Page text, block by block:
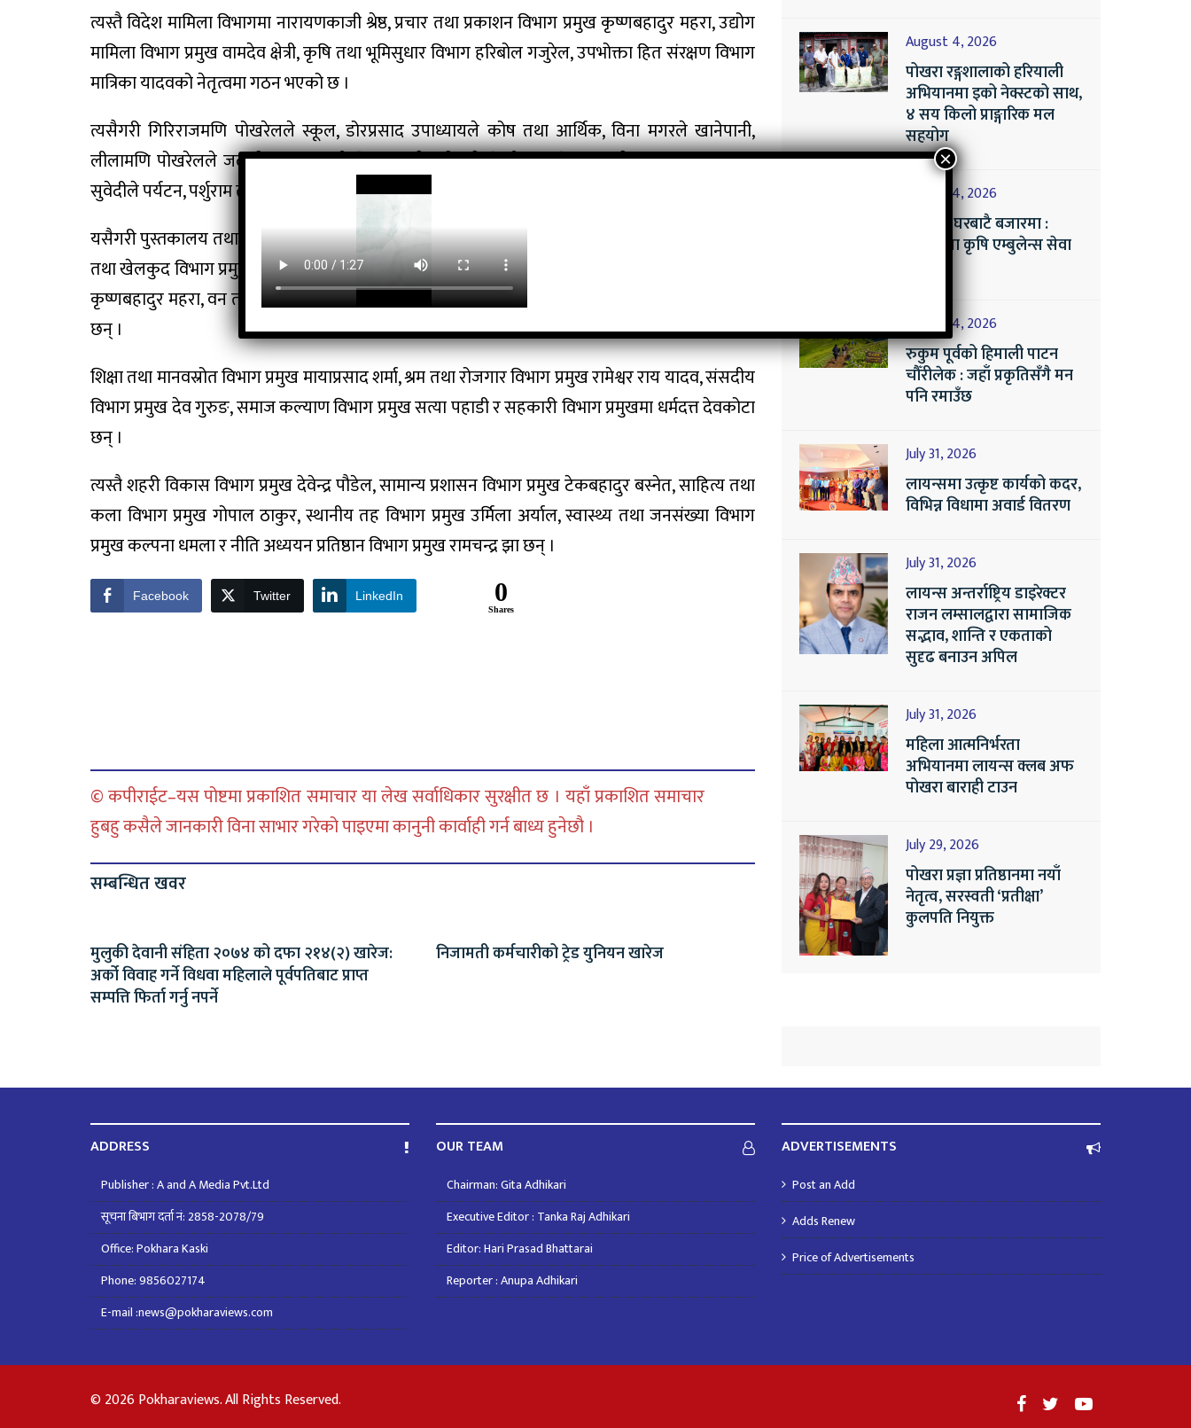
त्यस्तै विदेश मामिला विभागमा नारायणकाजी श्रेष्ठ, प्रचार तथा प्रकाशन विभाग प्रमुख कृष्णबहादुर महरा, उद्योग
मामिला विभाग प्रमुख वामदेव क्षेत्री, कृषि तथा भूमिसुधार विभाग हरिबोल गजुरेल, उपभोक्ता हित संरक्षण विभाग
मात्रिका यादवको नेतृत्वमा गठन भएको छ ।
त्यसैगरी गिरिराजमणि पोखरेलले स्कूल, डोरप्रसाद उपाध्यायले कोष तथा आर्थिक, विना मगरले खानेपानी,
लीलामणि पोखरेलले जलस्रोत तथा ऊर्जा, खिमलाल देवकोटाले निर्वाचन, मुक्ति प्रधानले कानून, झक्कुप्रसाद
सुवेदीले पर्यटन, पर्शुराम तामाङले प्रादेशिक मामिला विभाग प्रमुख तोकिएको छ ।
यसैगरी पुस्तकालय तथा अभिलेख प्रमुख नारायणप्रसाद शर्मा, भौतिक पूर्वाधार विभाग प्रमुख हरि अधिकारी, युवा
तथा खेलकुद विभाग प्रमुख गणेशमान पुन, राजकीय मामिला विभाग प्रमुख रेखा शर्मा, राष्ट्रिय सुरक्षा विभाग प्रमुख
कृष्णबहादुर महरा, वन तथा वातावरण प्रमुख शक्तिबहादुर बस्नेत, विज्ञान तथा प्रविधि विभाग प्रमुख गणेश साह
छन् ।
शिक्षा तथा मानवस्रोत विभाग प्रमुख मायाप्रसाद शर्मा, श्रम तथा रोजगार विभाग प्रमुख रामेश्वर राय यादव, संसदीय
विभाग प्रमुख देव गुरुङ, समाज कल्याण विभाग प्रमुख सत्या पहाडी र सहकारी विभाग प्रमुखमा धर्मदत्त देवकोटा
छन् ।
त्यस्तै शहरी विकास विभाग प्रमुख देवेन्द्र पौडेल, सामान्य प्रशासन विभाग प्रमुख टेकबहादुर बस्नेत, साहित्य तथा
कला विभाग प्रमुख गोपाल ठाकुर, स्थानीय तह विभाग प्रमुख उर्मिला अर्याल, स्वास्थ्य तथा जनसंख्या विभाग
प्रमुख कल्पना धमला र नीति अध्ययन प्रतिष्ठान विभाग प्रमुख रामचन्द्र झा छन् ।
Facebook Twitter LinkedIn 0
Shares
© कपीराईट–यस पोष्टमा प्रकाशित समाचार या लेख सर्वाधिकार सुरक्षीत छ । यहाँ प्रकाशित समाचार
हुबहु कसैले जानकारी विना साभार गरेको पाइएमा कानुनी कार्वाही गर्न बाध्य हुनेछौ ।
सम्बन्धित खवर
मुलुकी देवानी संहिता २०७४ को दफा २१४(२) खारेज:
अर्को विवाह गर्ने विधवा महिलाले पूर्वपतिबाट प्राप्त
सम्पत्ति फिर्ता गर्नु नपर्ने
निजामती कर्मचारीको ट्रेड युनियन खारेज
August 4, 2026
पोखरा रङ्गशालाको हरियाली
अभियानमा इको नेक्स्टको साथ,
४ सय किलो प्राङ्गारिक मल
सहयोग
August 4, 2026
तरकारी घरबाटै बजारमा :
वालिङमा कृषि एम्बुलेन्स सेवा
August 4, 2026
रुकुम पूर्वको हिमाली पाटन
चौँरीलेक : जहाँ प्रकृतिसँगै मन
पनि रमाउँछ
July 31, 2026
लायन्समा उत्कृष्ट कार्यको कदर,
विभिन्न विधामा अवार्ड वितरण
July 31, 2026
लायन्स अन्तर्राष्ट्रिय डाइरेक्टर
राजन लम्सालद्वारा सामाजिक
सद्भाव, शान्ति र एकताको
सुदृढ बनाउन अपिल
July 31, 2026
महिला आत्मनिर्भरता
अभियानमा लायन्स क्लब अफ
पोखरा बाराही टाउन
July 29, 2026
पोखरा प्रज्ञा प्रतिष्ठानमा नयाँ
नेतृत्व, सरस्वती ‘प्रतीक्षा’
कुलपति नियुक्त
ADDRESS
Publisher : A and A Media Pvt.Ltd
सूचना बिभाग दर्ता नं: 2858-2078/79
Office: Pokhara Kaski
Phone: 9856027174
E-mail :news@pokharaviews.com
OUR TEAM
Chairman: Gita Adhikari
Executive Editor : Tanka Raj Adhikari
Editor: Hari Prasad Bhattarai
Reporter : Anupa Adhikari
ADVERTISEMENTS
Post an Add
Adds Renew
Price of Advertisements
© 2026 Pokharaviews. All Rights Reserved.